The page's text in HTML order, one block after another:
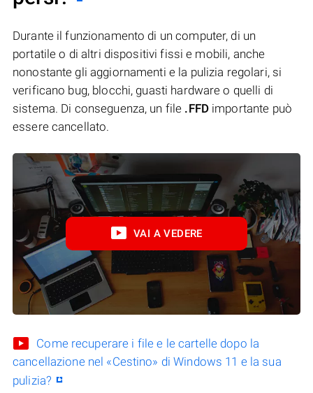
Durante il funzionamento di un computer, di un
portatile o di altri dispositivi fissi e mobili, anche
nonostante gli aggiornamenti e la pulizia regolari, si
verificano bug, blocchi, guasti hardware o quelli di
sistema. Di conseguenza, un file .FFDimportante può
essere cancellato.
VAI A VEDERE
Come recuperare i file e le cartelle dopo la
cancellazione nel «Cestino» di Windows 11 e la sua
pulizia?